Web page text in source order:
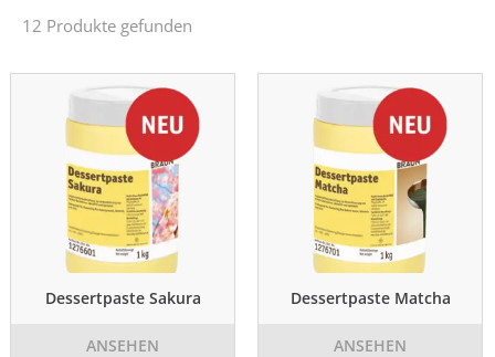
12 Produkte gefunden
Dessertpaste Sakura
ANSEHEN
Dessertpaste Matcha
ANSEHEN